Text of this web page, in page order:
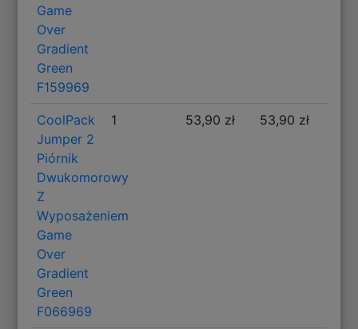
Game
Over
Gradient
Green
F159969
CoolPack
Jumper 2
Piórnik
Dwukomorowy
Z
Wyposażeniem
Game
Over
Gradient
Green
F066969
1 53,90 zł 53,90 zł